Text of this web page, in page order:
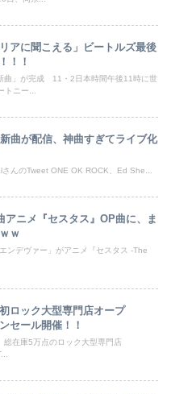
【驚愕】エ口い女友達のクリ◯リスを舐めて3時間イカせまくった結果ｗｗｗｗｗｗｗｗｗｗ
友人に1泊の旅行に誘われたんだけど、意見が割れて中止になった。倹約家と旅行計画したら、何も譲ってくれない...
【悲報】中国、橋の欄干が強風一発で粉々に 鉄筋ゼロ 当局「接着剤でくっつけただけ」「正常で、品質問題はない」
韓国のサッカー審判に対する性接待疑惑、ついに日本や英国メディアにも取り上げられ国際問題に発展w
欧州「日本だけ反則だろ…」 世界の『日本びいき』にヨーロッパ全土から不満の声
アに聞こえる」ビートルズ最後
！！
曲」が完成 11・2日本時間午後11時に世
ニー...
曲が配信、神曲すぎてライブ化
んのTweet ONE OK ROCK、Ed She...
ニメ『セスタス』OP曲に、ま
ｗ
ンデヴァー」がアニメ『セスタス -The
ロック大型専門店オープ
セール開催！！
在庫5万点のロック大型専門店